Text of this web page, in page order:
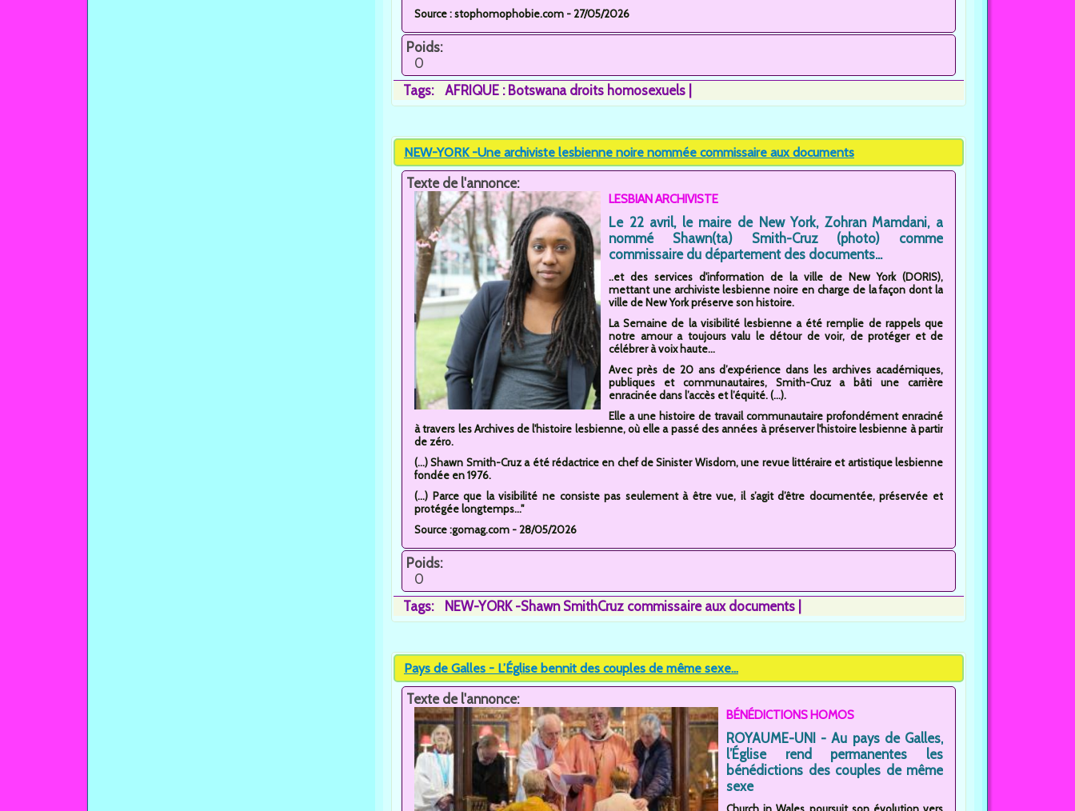
Source : stophomophobie.com - 27/05/2026
Poids:
0
Tags:
AFRIQUE : Botswana droits homosexuels
NEW-YORK -Une archiviste lesbienne noire nommée commissaire aux documents
Texte de l'annonce:
LESBIAN ARCHIVISTE
Le 22 avril, le maire de New York, Zohran Mamdani, a
nommé Shawn(ta) Smith-Cruz (photo) comme
commissaire du département des documents...
..et des services d'information de la ville de New York (DORIS),
mettant une archiviste lesbienne noire en charge de la façon dont la
ville de New York préserve son histoire.
La Semaine de la visibilité lesbienne a été remplie de rappels que
notre amour a toujours valu le détour de voir, de protéger et de
célébrer à voix haute...
Avec près de 20 ans d’expérience dans les archives académiques,
publiques et communautaires, Smith-Cruz a bâti une carrière
enracinée dans l’accès et l’équité. (...).
Elle a une histoire de travail communautaire profondément enraciné
à travers les Archives de l'histoire lesbienne, où elle a passé des années à préserver l'histoire lesbienne à partir
de zéro.
(...) Shawn Smith-Cruz a été rédactrice en chef de Sinister Wisdom, une revue littéraire et artistique lesbienne
fondée en 1976.
(...) Parce que la visibilité ne consiste pas seulement à être vue, il s’agit d’être documentée, préservée et
protégée longtemps..."
Source :gomag.com - 28/05/2026
Poids:
0
Tags:
NEW-YORK -Shawn SmithCruz commissaire aux documents
Pays de Galles - L’Église bennit des couples de même sexe...
Texte de l'annonce:
BÉNÉDICTIONS HOMOS
ROYAUME-UNI - Au pays de Galles,
l’Église rend permanentes les
bénédictions des couples de même
sexe